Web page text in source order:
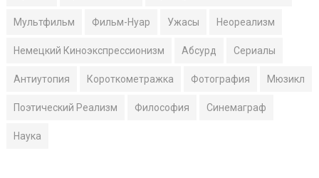
Мультфильм Фильм-Нуар Ужасы Неореализм
Немецкий Киноэкспрессионизм Абсурд Сериалы
Антиутопия Короткометражка Фотография Мюзикл
Поэтический Реализм Философия Синемаграф
Наука